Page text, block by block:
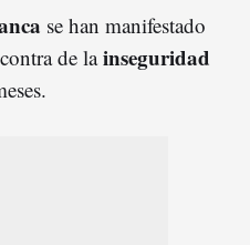
se han manifestado
de lainseguridad